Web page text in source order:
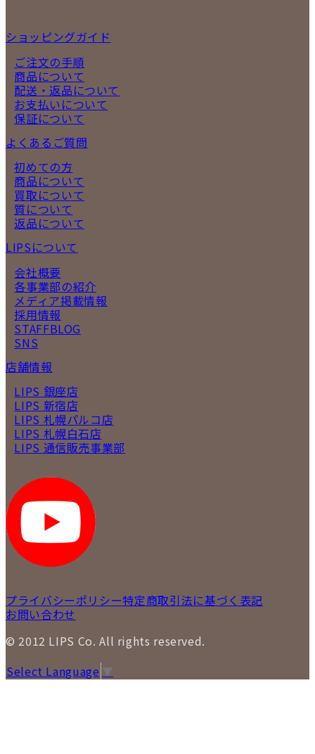
ショッピングガイド
ご注文の手順
商品について
配送・返品について
お支払いについて
保証について
よくあるご質問
初めての方
商品について
買取について
質について
返品について
LIPSについて
会社概要
各事業部の紹介
メディア掲載情報
採用情報
STAFFBLOG
SNS
店舗情報
LIPS 銀座店
LIPS 新宿店
LIPS 札幌パルコ店
LIPS 札幌白石店
LIPS 通信販売事業部
プライバシーポリシー特定商取引法に基づく表記
お問い合わせ
© 2012 LIPS Co. All rights reserved.
Select Language ▼